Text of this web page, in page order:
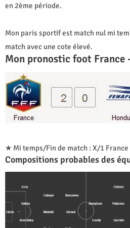
en 2ème période.
Mon paris sportif est match nul mi
match avec une cote élevé.
Mon pronostic foot France
★ Mi temps/Fin de match : X/1
Compositions probables des